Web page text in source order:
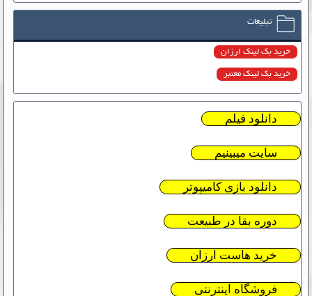
تبلیغات
خرید بک لینک ارزان
خرید بک لینک معتبر
دانلود فیلم
سایت میبینیم
دانلود بازی کامیپوتر
دوره بقا در طبیعت
خرید هاست ارزان
فروشگاه اینترنتی